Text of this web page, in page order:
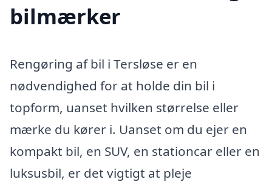
bilmærker
Rengøring af bil i Tersløse er en
nødvendighed for at holde din bil i
topform, uanset hvilken størrelse eller
mærke du kører i. Uanset om du ejer en
kompakt bil, en SUV, en stationcar eller en
luksusbil, er det vigtigt at pleje